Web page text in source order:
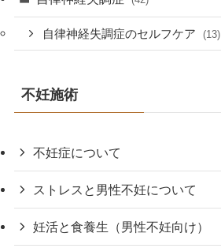
自律神経失調症のセルフケア (13)
不妊施術
不妊症について
ストレスと男性不妊について
妊活と食養生（男性不妊向け）